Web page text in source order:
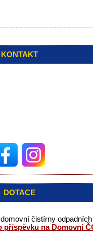
KONTAKT
DOTACE
čistírny
na Domovní